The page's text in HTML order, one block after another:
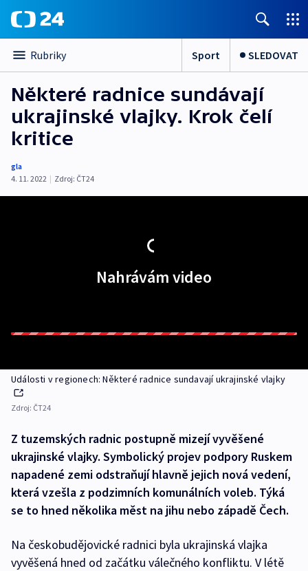
Rubriky Sport SLEDOVAT
Některé radnice sundávají
ukrajinské vlajky. Krok čelí
kritice
gla
4. 11. 2022 | Zdroj: ČT24
Nahrávám video
Události v regionech: Některé radnice sundavají ukrajinské vlajky
Zdroj: ČT24
Z tuzemských radnic postupně mizejí vyvěšené
ukrajinské vlajky. Symbolický projev podpory Ruskem
napadené zemi odstraňují hlavně jejich nová vedení,
která vzešla z podzimních komunálních voleb. Týká
se to hned několika měst na jihu nebo západě Čech.
Na českobudějovické radnici byla ukrajinská vlajka
vyvěšená hned od začátku válečného konfliktu. V létě